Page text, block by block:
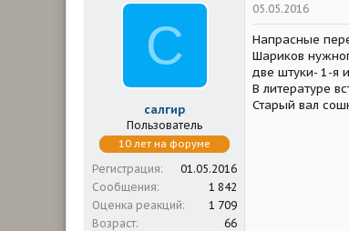
С
салгир
Пользователь
10 лет на форуме
Регистрация
01.05.2016
Сообщения
1 842
Оценка реакций
1 709
Возраст
66
05.05.2016
Напрасные
Шариков
две штуки- 1-я
В литературе
Старый вал